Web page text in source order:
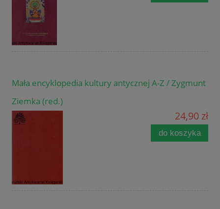
Mała encyklopedia kultury antycznej A-Z / Zygmunt
Ziemka (red.)
24,90 zł
do koszyka